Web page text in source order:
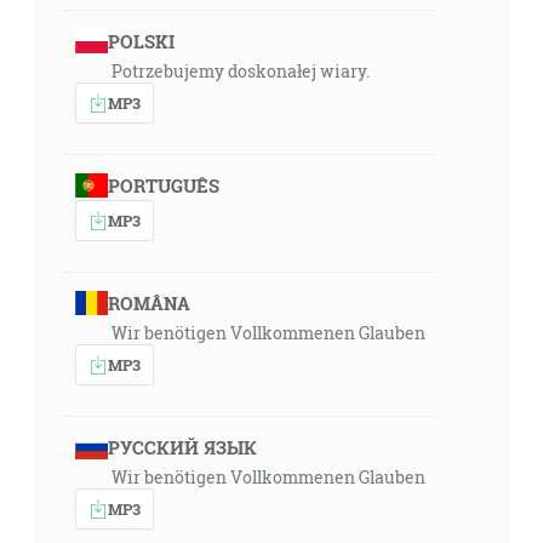
Lebo všetky zasľúbenia Božie, koľko ich je, sú v ňom
áno a preto aj skrze neho ameň, Bohu na slávu skrze
nás. [2Kor 1:20]
12:48
Ale nám Bôh zjavil skrze svojho Ducha. Lebo Duch
zpytuje všetko, aj hlbiny Božie. [1Kor 2:10]
17:27
Kto verí vo mňa, jako hovorí Písmo, rieky živej vody
potečú z jeho vnútra. [Jn 7:38]
A bez viery nie je možné ľúbiť sa Bohu. Lebo ten, kto
prichádza k Bohu, musí veriť, že je, a že tým, ktorí ho
snažne hľadajú, je odplatiteľom. [Žd 11:6]
POLSKI
Potrzebujemy doskonałej wiary.
MP3
PORTUGUÊS
MP3
ROMÂNA
Wir benötigen Vollkommenen Glauben
MP3
РУССКИЙ ЯЗЫК
Wir benötigen Vollkommenen Glauben
MP3